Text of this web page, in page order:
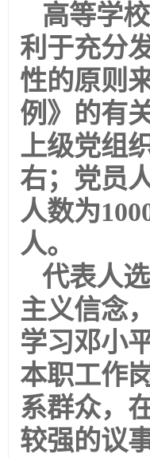
高等学
利于充分
性的原则
例》的有
上级党组
右；党员
人数为
人。
代表人
主义信念
学习邓小
本职工作
系群众，
较强的议